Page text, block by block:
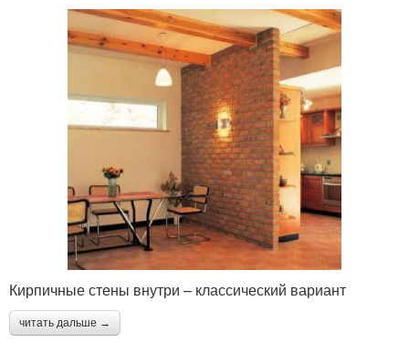
Кирпичные стены внутри – классический вариант
читать дальше →